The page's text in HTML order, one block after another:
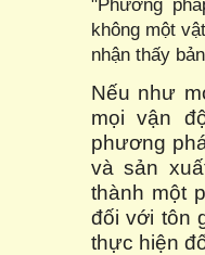
"Phương
không một
nhận thấy
Nếu như
mọi vận
phương
và sản
thành một
đối với tôn
thực hiện